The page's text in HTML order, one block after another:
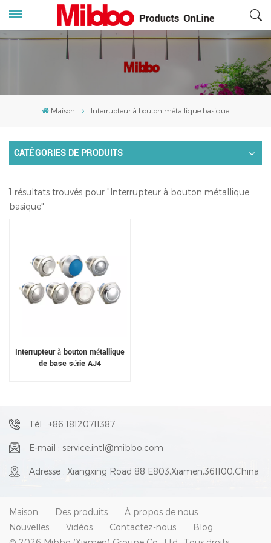
Maison Interrupteur à bouton métallique basique
CATÉGORIES DE PRODUITS
1 résultats trouvés pour "Interrupteur à bouton métallique
basique"
Interrupteur à bouton métallique
de base série AJ4
Tél : +86 18120711387
E-mail : service.intl@mibbo.com
Adresse : Xiangxing Road 88 E803,Xiamen,361100,China
Maison Des produits
À propos de nous
Nouvelles
Vidéos Contactez-nous
Blog